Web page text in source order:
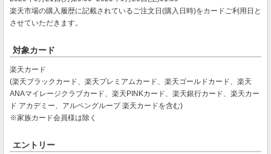
楽天市場の購入履歴に記載されているご注文日(購入日時)をカードご利用日と
させていただきます。
対象カード
楽天カード
(楽天ブラックカード、楽天プレミアムカード、楽天ゴールドカード、楽天
ANAマイレージクラブカード、楽天PINKカード、楽天銀行カード、楽天カー
ド アカデミー、アルペングループ 楽天カードを含む)
※家族カード会員様は除く
エントリー